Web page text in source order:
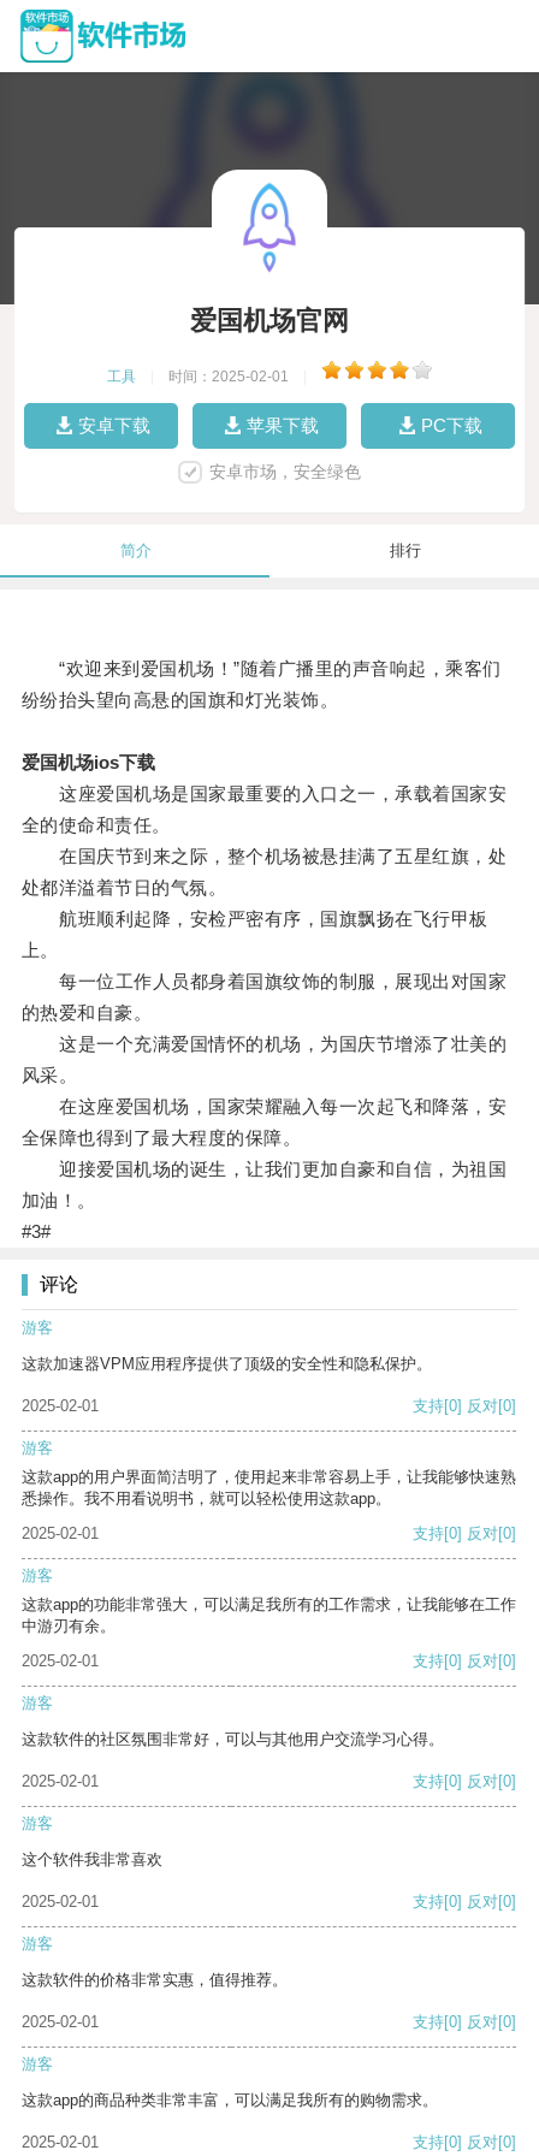
爱国机场官网
工具 时间：2025-02-01
安卓下载 苹果下载 PC下载
安卓市场，安全绿色
简介 排行
“欢迎来到爱国机场！”随着广播里的声音响起，乘客们
纷纷抬头望向高悬的国旗和灯光装饰。
爱国机场ios下载
这座爱国机场是国家最重要的入口之一，承载着国家安
全的使命和责任。
在国庆节到来之际，整个机场被悬挂满了五星红旗，处
处都洋溢着节日的气氛。
航班顺利起降，安检严密有序，国旗飘扬在飞行甲板
上。
每一位工作人员都身着国旗纹饰的制服，展现出对国家
的热爱和自豪。
这是一个充满爱国情怀的机场，为国庆节增添了壮美的
风采。
在这座爱国机场，国家荣耀融入每一次起飞和降落，安
全保障也得到了最大程度的保障。
迎接爱国机场的诞生，让我们更加自豪和自信，为祖国
加油！。
#3#
评论
游客
这款加速器VPM应用程序提供了顶级的安全性和隐私保护。
2025-02-01 支持[0] 反对[0]
游客
这款app的用户界面简洁明了，使用起来非常容易上手，让我能够快速熟
悉操作。我不用看说明书，就可以轻松使用这款app。
2025-02-01
支持[0] 反对[0]
游客
这款app的功能非常强大，可以满足我所有的工作需求，让我能够在工作
中游刃有余。
2025-02-01
支持[0] 反对[0]
游客
这款软件的社区氛围非常好，可以与其他用户交流学习心得。
2025-02-01 支持[0] 反对[0]
游客
这个软件我非常喜欢
2025-02-01 支持[0] 反对[0]
游客
这款软件的价格非常实惠，值得推荐。
2025-02-01 支持[0] 反对[0]
游客
这款app的商品种类非常丰富，可以满足我所有的购物需求。
2025-02-01 支持[0] 反对[0]